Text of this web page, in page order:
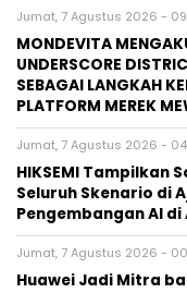
Jumat, 7 Agustus 2026 -
MONDEVITA
UNDERSCORE
SEBAGAI LANGKAH
PLATFORM MEREK
Jumat, 7 Agustus 2026 -
HIKSEMI Tampilkan
Seluruh Skenario di
Pengembangan AI
Jumat, 7 Agustus 2026 -
Huawei Jadi Mitra